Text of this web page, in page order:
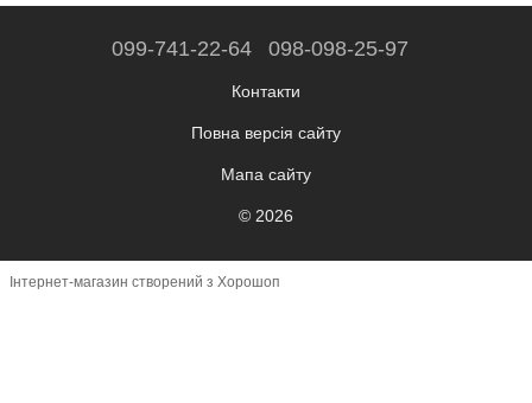
099-741-22-64 098-098-25-97
Контакти
Повна версія сайту
Мапа сайту
© 2026
Інтернет-магазин створений з Хорошоп